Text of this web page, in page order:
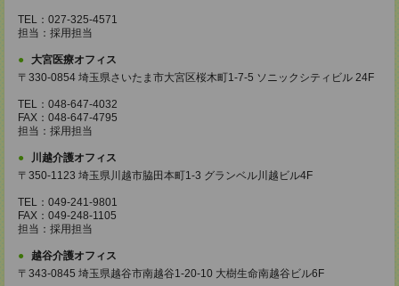
TEL：027-325-4571
担当：採用担当
大宮医療オフィス
〒330-0854 埼玉県さいたま市大宮区桜木町1-7-5 ソニックシティビル 24F
TEL：048-647-4032
FAX：048-647-4795
担当：採用担当
川越介護オフィス
〒350-1123 埼玉県川越市脇田本町1-3 グランベル川越ビル4F
TEL：049-241-9801
FAX：049-248-1105
担当：採用担当
越谷介護オフィス
〒343-0845 埼玉県越谷市南越谷1-20-10 大樹生命南越谷ビル6F